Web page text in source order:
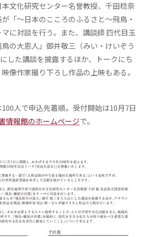
文化研究センター名誉教授、千田稔奈
「～日本のこころのふるさと～飛鳥・
に対談を行う。また、講談師 四代目玉
の大恩人」御井敬三（みい・けいぞう
した講談を披露するほか、トークにち
像作家撮り下ろし作品の上映もある。
人で申込先着順。受付開始は10月7日
情報館のホームページで。